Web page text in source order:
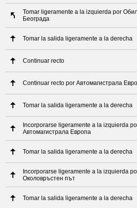
Tomar ligeramente a la izquierda por
Београда
Tomar la salida ligeramente a la derecha
Continuar recto
Continuar recto por Автомагистрала
Tomar la salida ligeramente a la derecha
Incorporarse ligeramente a la izquierda
Автомагистрала Европа
Tomar la salida ligeramente a la derecha
Incorporarse ligeramente a la izquierda
Околовръстен път
Tomar la salida ligeramente a la derecha